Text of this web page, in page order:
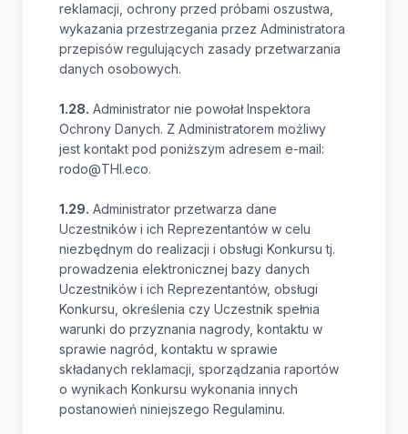
reklamacji, ochrony przed próbami oszustwa,
wykazania przestrzegania przez Administratora
przepisów regulujących zasady przetwarzania
danych osobowych.
1.28. Administrator nie powołał Inspektora
Ochrony Danych. Z Administratorem możliwy
jest kontakt pod poniższym adresem e-mail:
rodo@THI.eco.
1.29. Administrator przetwarza dane
Uczestników i ich Reprezentantów w celu
niezbędnym do realizacji i obsługi Konkursu tj.
prowadzenia elektronicznej bazy danych
Uczestników i ich Reprezentantów, obsługi
Konkursu, określenia czy Uczestnik spełnia
warunki do przyznania nagrody, kontaktu w
sprawie nagród, kontaktu w sprawie
składanych reklamacji, sporządzania raportów
o wynikach Konkursu wykonania innych
postanowień niniejszego Regulaminu.